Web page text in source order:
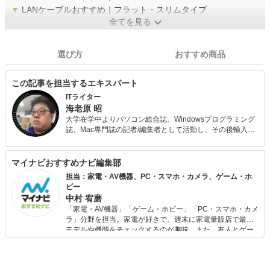
▼ LANケーブルおすすめ｜フラット・スリムタイプ
全てを見る
選び方 おすすめ商品
この記事を担当するエキスパート
ITライター
海老原 昭
大学在学中よりパソコン総合誌、Windowsプログラミング
誌、Mac専門誌の記者/編集者として活動し、その後輸入自
ーランスとして現在に至る。 キャリアは25年目に突入。専
門はアップル製品だが、WindowsもAndroidも周辺機器も
ソフトも等しく愛する何でも屋。
マイナビおすすめナビ編集部
担当：家電・AV機器、PC・スマホ・カメラ、ゲーム・ホ
ビー
中村 宥磨
「家電・AV機器」「ゲーム・ホビー」「PC・スマホ・カメ
ラ」分野を担当。家電が好きで、週末に家電量販店で最新
モデルや機能をチェックするのが趣味。また、友人とゲー
ムを楽しみながら、新作タイトルやイベント情報もいち早